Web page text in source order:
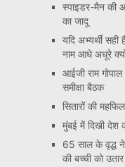
स्पाइडर-मैन की
का जादू
यदि अभ्यर्थी सही
नाम आधे अधूरे
आईजी राम
समीक्षा बैठक
सितारों की
मुंबई में दिखी देश
65 साल के वृद्ध
की बच्ची को